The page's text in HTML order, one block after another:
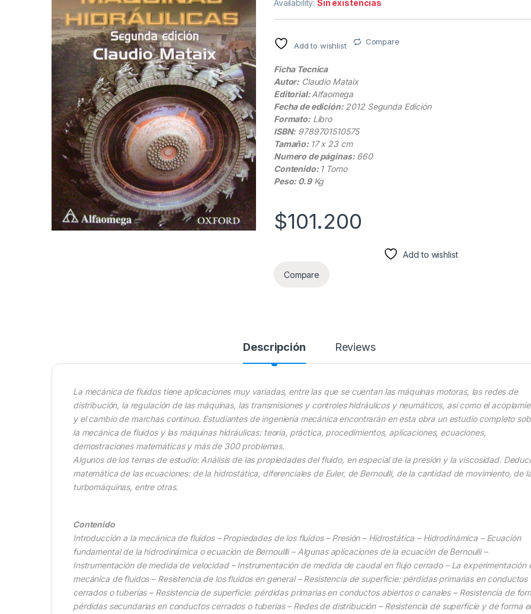
Availability:Sin existencias
Add to wishlist Compare
Ficha Tecnica
Autor: Claudio Mataix
Editorial:Alfaomega
Fecha de edición:2012 Segunda Edición
Formato:Libro
ISBN: 9789701510575
Tamaño: 17 x 23 cm
Numero de páginas:660
Contenido: 1 Tomo
Peso: 0.9Kg
$101.200
Add to wishlist
Compare
Descripción Reviews
La mecánica de fluidos tiene aplicaciones muy variadas, entre las que se cuentan las máquinas motoras, las redes de
distribución, la regulación de las máquinas, las transmisiones y controles hidráulicos y neumáticos, así como el
y el cambio de marchas continuo. Estudiantes de ingeniería mecánica encontrarán en esta obra un estudio completo
la mecánica de fluidos y las máquinas hidráulicas: teoría, práctica, procedimientos, aplicaciones, ecuaciones,
demostraciones matemáticas y más de 300 problemas.
Algunos de los temas de estudio: Análisis de las propiedades del fluido, en especial de la presión y la viscosidad.
matemática de las ecuaciones: de la hidrostática, diferenciales de Euler, de Bernoulli, de la cantidad de movimiento, de
turbomáquinas, entre otras.
Contenido
Introducción a la mecánica de fluidos – Propiedades de los fluidos – Presión – Hidrostática – Hidrodinámica – Ecuación
fundamental de la hidrodinámica o ecuación de Bernoullli – Algunas aplicaciones de la ecuación de Bernoulli –
Instrumentación de medida de velocidad – Instrumentación de medida de caudal en flujo cerrado – La experimentación
mecánica de fluidos – Resistencia de los fluidos en general – Resistencia de superficie: pérdidas primarias en conductos
cerrados o tuberías – Resistencia de superficie: pérdidas primarias en conductos abiertos o canales – Resistencia de
pérdidas secundarias en conductos cerrados o tuberías – Redes de distribución – Resistencia de superficie y de forma